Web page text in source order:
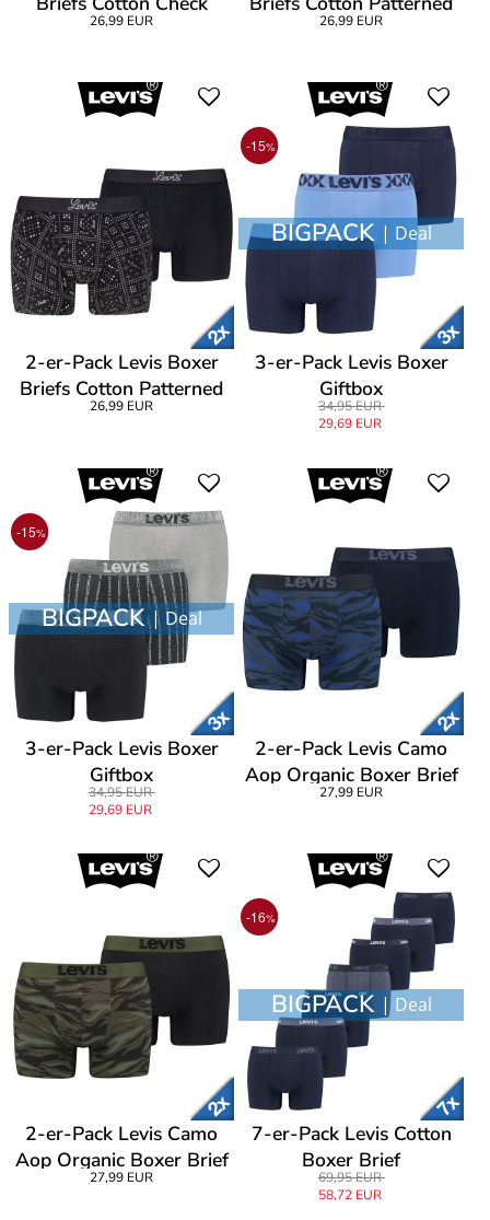
26,99 EUR 26,99 EUR
2-er-Pack Levis Boxer
Briefs Cotton Patterned
26,99 EUR
-15%
BIGPACK | Deal
3-er-Pack Levis Boxer
Giftbox
34,95 EUR
29,69 EUR
-15%
BIGPACK| Deal
3-er-Pack Levis Boxer
Giftbox
34,95 EUR
29,69 EUR
2-er-Pack Levis Camo
Aop Organic Boxer Brief
27,99 EUR
2-er-Pack Levis Camo
Aop Organic Boxer Brief
27,99 EUR
-16%
BIGPACK | Deal
7-er-Pack Levis Cotton
Boxer Brief
69,95 EUR
58,72 EUR